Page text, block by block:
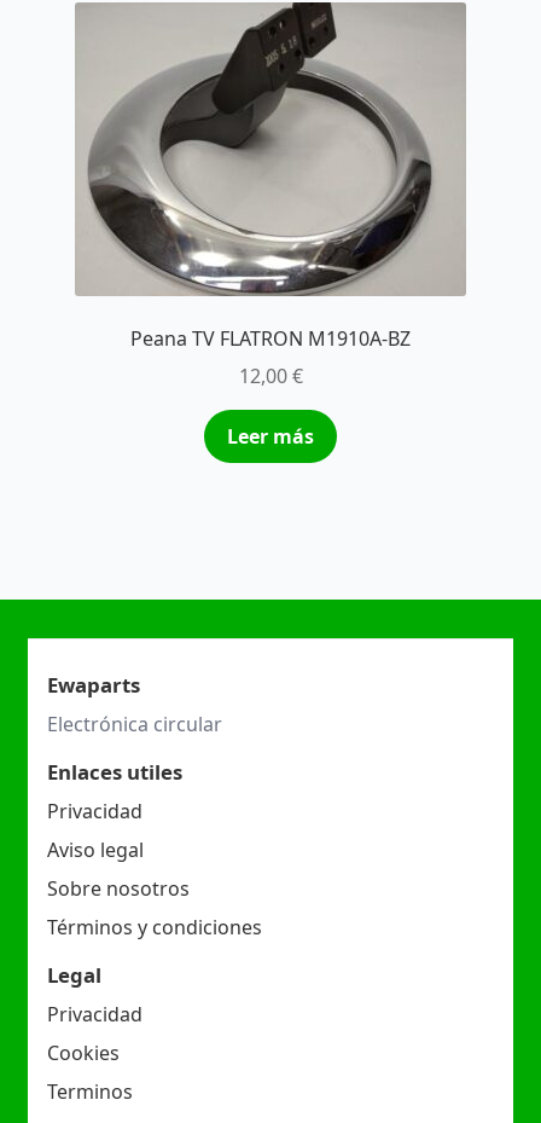
Peana TV FLATRON M1910A-BZ
12,00€
Leer más
Ewaparts
Electrónica circular
Enlaces utiles
Privacidad
Aviso legal
Sobre nosotros
Términos y condiciones
Legal
Privacidad
Cookies
Terminos